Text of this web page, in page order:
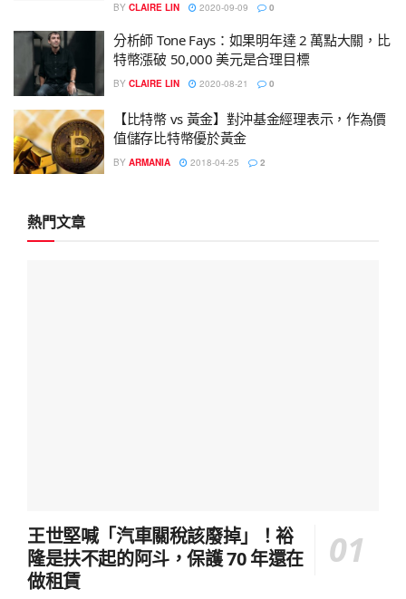
BY CLAIRE LIN 2020-09-09 0
分析師 Tone Fays：如果明年達 2 萬點大關，比
特幣漲破 50,000 美元是合理目標
BY CLAIRE LIN 2020-08-21 0
【比特幣 vs 黃金】對沖基金經理表示，作為價
值儲存比特幣優於黃金
BY ARMANIA 2018-04-25 2
熱門文章
王世堅喊「汽車關稅該廢掉」！裕
隆是扶不起的阿斗，保護 70 年還在
做租賃